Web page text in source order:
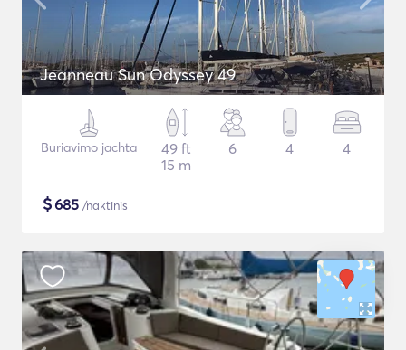
Jeanneau Sun Odyssey 49
Buriavimo jachta
49 ft
15 m
6 4 4
$685 /naktinis